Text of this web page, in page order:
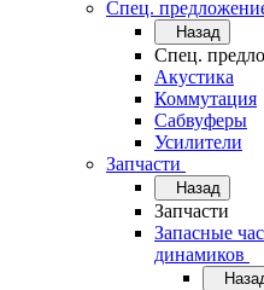
Спец.
Назад
Спец.
Акустика
Коммутация
Сабвуферы
Усилители
Запчасти
Назад
Запчасти
Запасные
динамиков